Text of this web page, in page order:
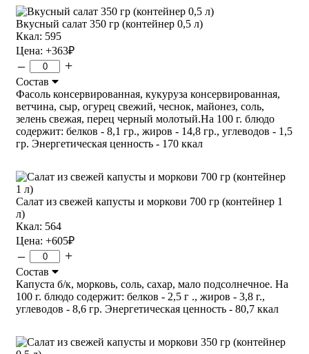
Вкусный салат 350 гр (контейнер 0,5 л)
Ккал: 595
Цена: +363₽
– +
Состав
Фасоль консервированная, кукуруза консервированная,
ветчина, сыр, огурец свежий, чеснок, майонез, соль,
зелень свежая, перец черный молотый.На 100 г. блюдо
содержит: белков - 8,1 гр., жиров - 14,8 гр., углеводов - 1,5
гр. Энергетическая ценность - 170 ккал
Салат из свежей капусты и моркови 700 гр (контейнер 1
л)
Ккал: 564
Цена: +605₽
– +
Состав
Капуста б/к, морковь, соль, сахар, мало подсолнечное. На
100 г. блюдо содержит: белков - 2,5 г ., жиров - 3,8 г.,
углеводов - 8,6 гр. Энергетическая ценность - 80,7 ккал